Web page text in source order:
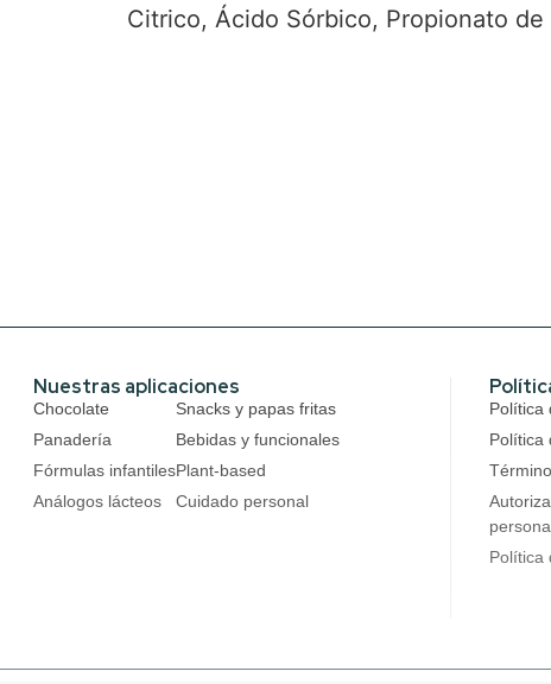
Citrico, Ácido Sórbico, Propionato de
Nuestras aplicaciones
Chocolate
Panadería
Fórmulas infantiles
Análogos lácteos
Snacks y papas fritas
Bebidas y funcionales
Plant-based
Cuidado personal
Política
Política
Política